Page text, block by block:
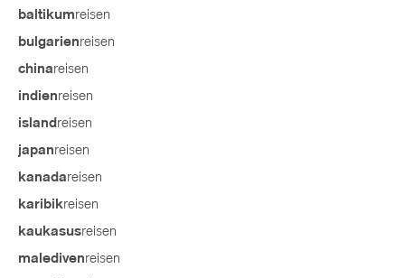
baltikumreisen
bulgarienreisen
chinareisen
indienreisen
island reisen
japanreisen
kanadareisen
karibikreisen
kaukasusreisen
maledivenreisen